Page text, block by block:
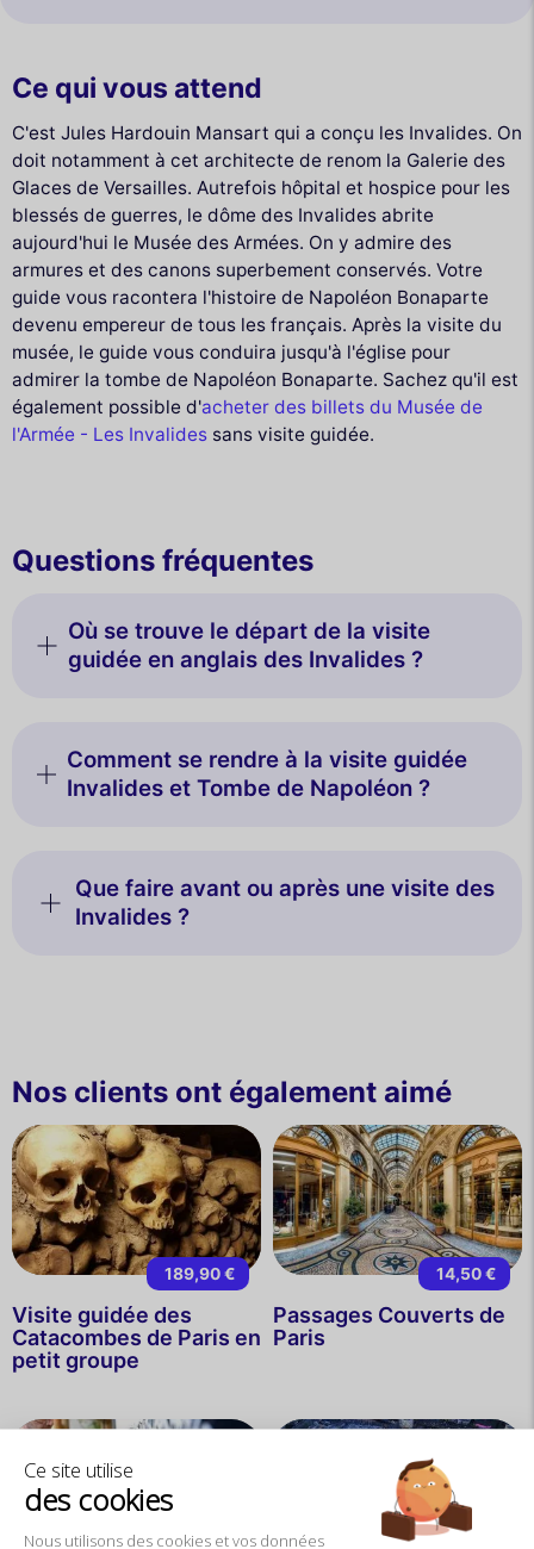
Ce site utilise
des cookies
Nous utilisons des cookies et vos données
Ce qui vous attend
C'est Jules Hardouin Mansart qui a conçu les Invalides. On
doit notamment à cet architecte de renom la Galerie des
Glaces de Versailles. Autrefois hôpital et hospice pour les
blessés de guerres, le dôme des Invalides abrite
aujourd'hui le Musée des Armées. On y admire des
armures et des canons superbement conservés. Votre
guide vous racontera l'histoire de Napoléon Bonaparte
devenu empereur de tous les français. Après la visite du
musée, le guide vous conduira jusqu'à l'église pour
admirer la tombe de Napoléon Bonaparte. Sachez qu'il est
également possible d'acheter des billets du Musée de
l'Armée - Les Invalides sans visite guidée.
Questions fréquentes
Où se trouve le départ de la visite
guidée en anglais des Invalides ?
Comment se rendre à la visite guidée
Invalides et Tombe de Napoléon ?
Que faire avant ou après une visite des
Invalides ?
Nos clients ont également aimé
189,90 €
Visite guidée des
Catacombes de Paris en
petit groupe
14,50 €
Passages Couverts de
Paris